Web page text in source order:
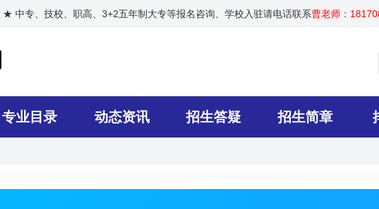
中专、技校、职高、3+2五年制大专等报名咨询、学校入驻请电话联系曹老师：
专业目录 动态资讯 招生答疑 招生简章